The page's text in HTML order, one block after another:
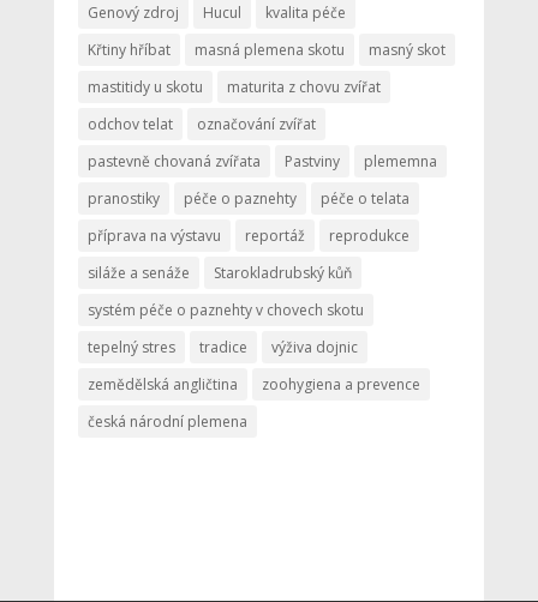
Genový zdroj
Hucul
kvalita péče
Křtiny hříbat
masná plemena skotu
masný skot
mastitidy u skotu
maturita z chovu zvířat
odchov telat
označování zvířat
pastevně chovaná zvířata
Pastviny
plememna
pranostiky
péče o paznehty
péče o telata
příprava na výstavu
reportáž
reprodukce
siláže a senáže
Starokladrubský kůň
systém péče o paznehty v chovech skotu
tepelný stres
tradice
výživa dojnic
zemědělská angličtina
zoohygiena a prevence
česká národní plemena